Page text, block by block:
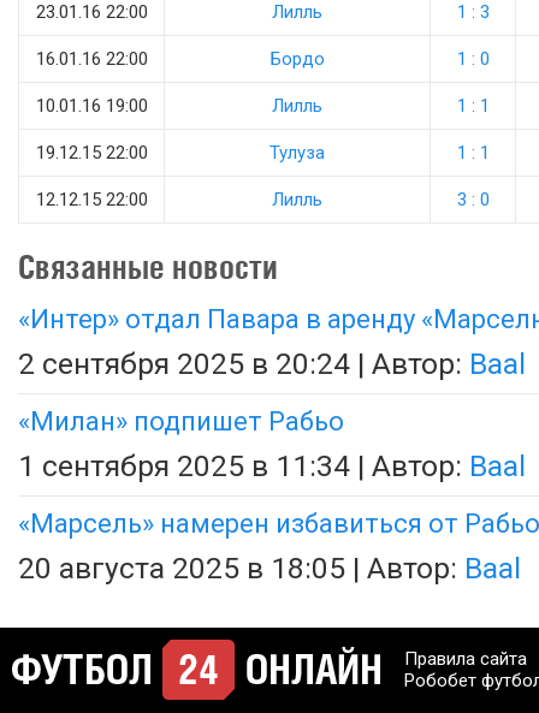
23.01.16 22:00 Лилль 1 : 3
16.01.16 22:00 Бордо 1 : 0
10.01.16 19:00 Лилль 1 : 1
19.12.15 22:00 Тулуза 1 : 1
12.12.15 22:00 Лилль 3 : 0
Связанные новости
«Интер» отдал Павара в аренду
2 сентября 2025 в 20:24 | Автор: Baal
«Милан» подпишет Рабьо
1 сентября 2025 в 11:34 | Автор: Baal
«Марсель» намерен избавиться от Рабьо
20 августа 2025 в 18:05 | Автор: Baal
Правила сайта
Робобет